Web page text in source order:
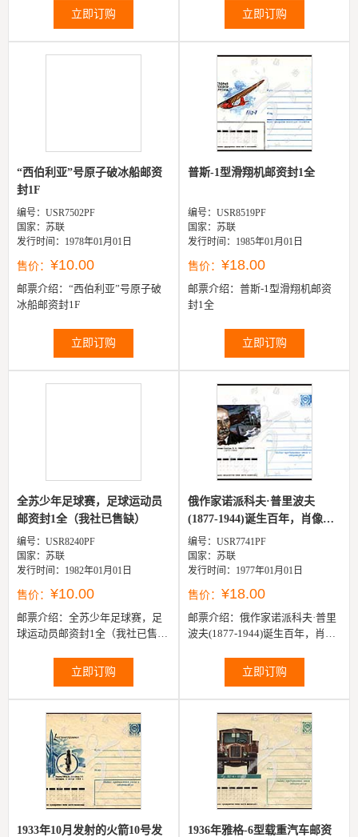
立即订购
立即订购
“西伯利亚”号原子破冰船邮资
封1F
编号：USR7502PF
国家：苏联
发行时间：1978年01月01日
售价： ¥10.00
邮票介绍： “西伯利亚”号原子破
冰船邮资封1F
立即订购
普斯-1型滑翔机邮资封1全
编号：USR8519PF
国家：苏联
发行时间：1985年01月01日
售价： ¥18.00
邮票介绍： 普斯-1型滑翔机邮资
封1全
立即订购
全苏少年足球赛，足球运动员
邮资封1全（我社已售缺）
编号：USR8240PF
国家：苏联
发行时间：1982年01月01日
售价： ¥10.00
邮票介绍： 全苏少年足球赛，足
球运动员邮资封1全（我社已售
立即订购
俄作家诺派科夫·普里波夫
(1877-1944)诞生百年，肖像邮
资...
编号：USR7741PF
国家：苏联
发行时间：1977年01月01日
售价： ¥18.00
邮票介绍： 俄作家诺派科夫·普里
波夫(1877-1944)诞生百年，肖像
立即订购
1933年10月发射的火箭10号发
1936年雅格-6型载重汽车邮资